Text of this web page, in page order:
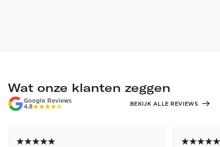
Wat onze klanten zeggen
Google Reviews
4.8
BEKIJK ALLE REVIEWS